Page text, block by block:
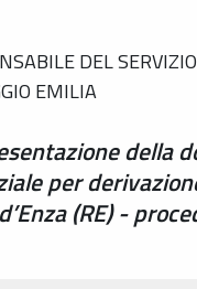
DEL
EMILIA
della
per
(RE) -